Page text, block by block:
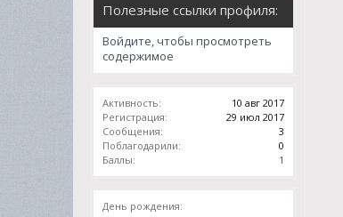
Полезные ссылки профиля:
Войдите, чтобы просмотреть
содержимое
Активность:
10 авг 2017
Регистрация:
29 июл 2017
Сообщения:
3
Поблагодарили:
0
Баллы:
1
День рождения: